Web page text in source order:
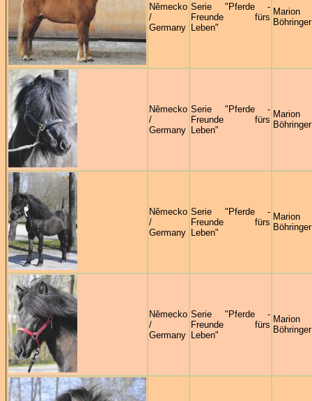
Německo
/
Germany
Serie "Pferde -
Freunde fürs
Leben"
Marion
Böhringer
Německo
/
Germany
Serie "Pferde -
Freunde fürs
Leben"
Marion
Böhringer
Německo
/
Germany
Serie "Pferde -
Freunde fürs
Leben"
Marion
Böhringer
Německo
/
Germany
Serie "Pferde -
Freunde fürs
Leben"
Marion
Böhringer